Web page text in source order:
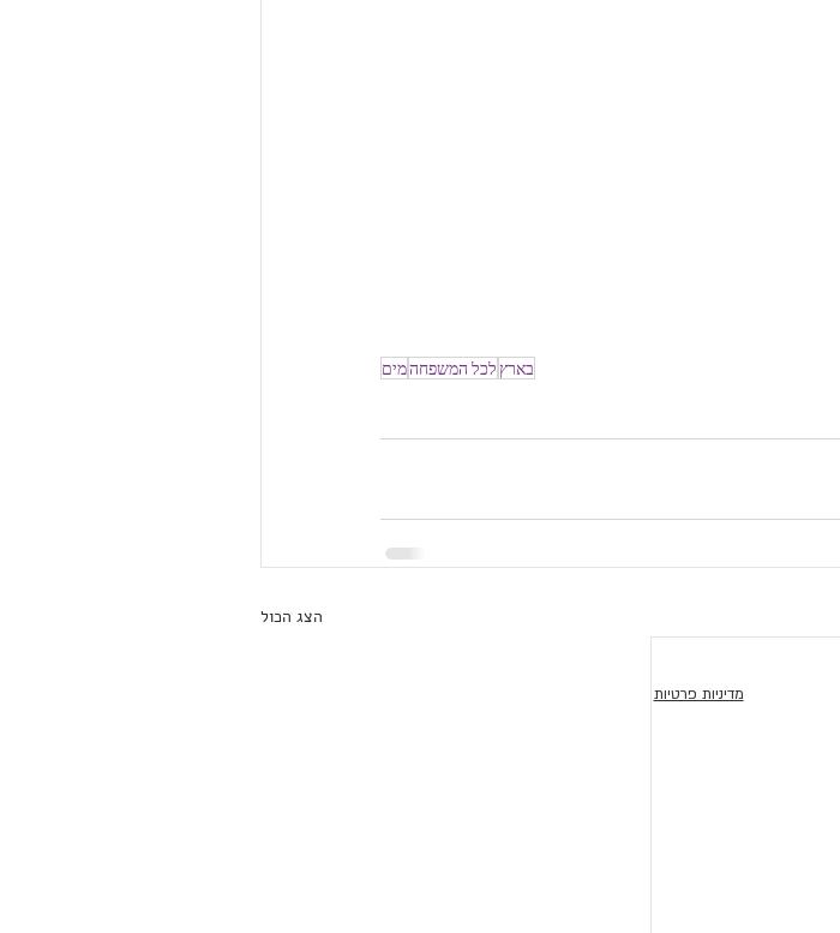
בארץלכל המשפחהמים
הצג הכול
מדיניות פרטיות